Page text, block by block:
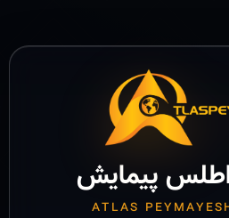
پیمایش
ATLAS